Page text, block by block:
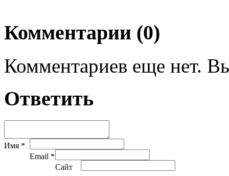
Комментарии (0)
Комментариев еще нет.
Ответить
Имя *
Email *
Сайт